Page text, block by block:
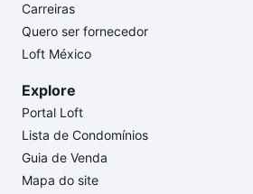
Carreiras
Quero ser fornecedor
Loft México
Explore
Portal Loft
Lista de Condomínios
Guia de Venda
Mapa do site